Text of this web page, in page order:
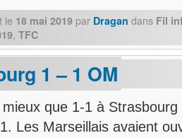
le 18 mai 2019 par Dragan dans Fil
, TFC
1 – 1 OM
mieux que 1-1 à
Les Marseillais avaient